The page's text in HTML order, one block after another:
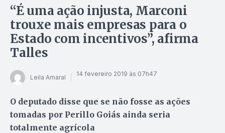
“É uma ação injusta, Marconi
trouxe mais empresas para o
Estado com incentivos”, afirma
Talles
Leila Amaral 14 fevereiro 2019 às 07h47
O deputado disse que se não fosse as ações
tomadas por Perillo Goiás ainda seria
totalmente agrícola